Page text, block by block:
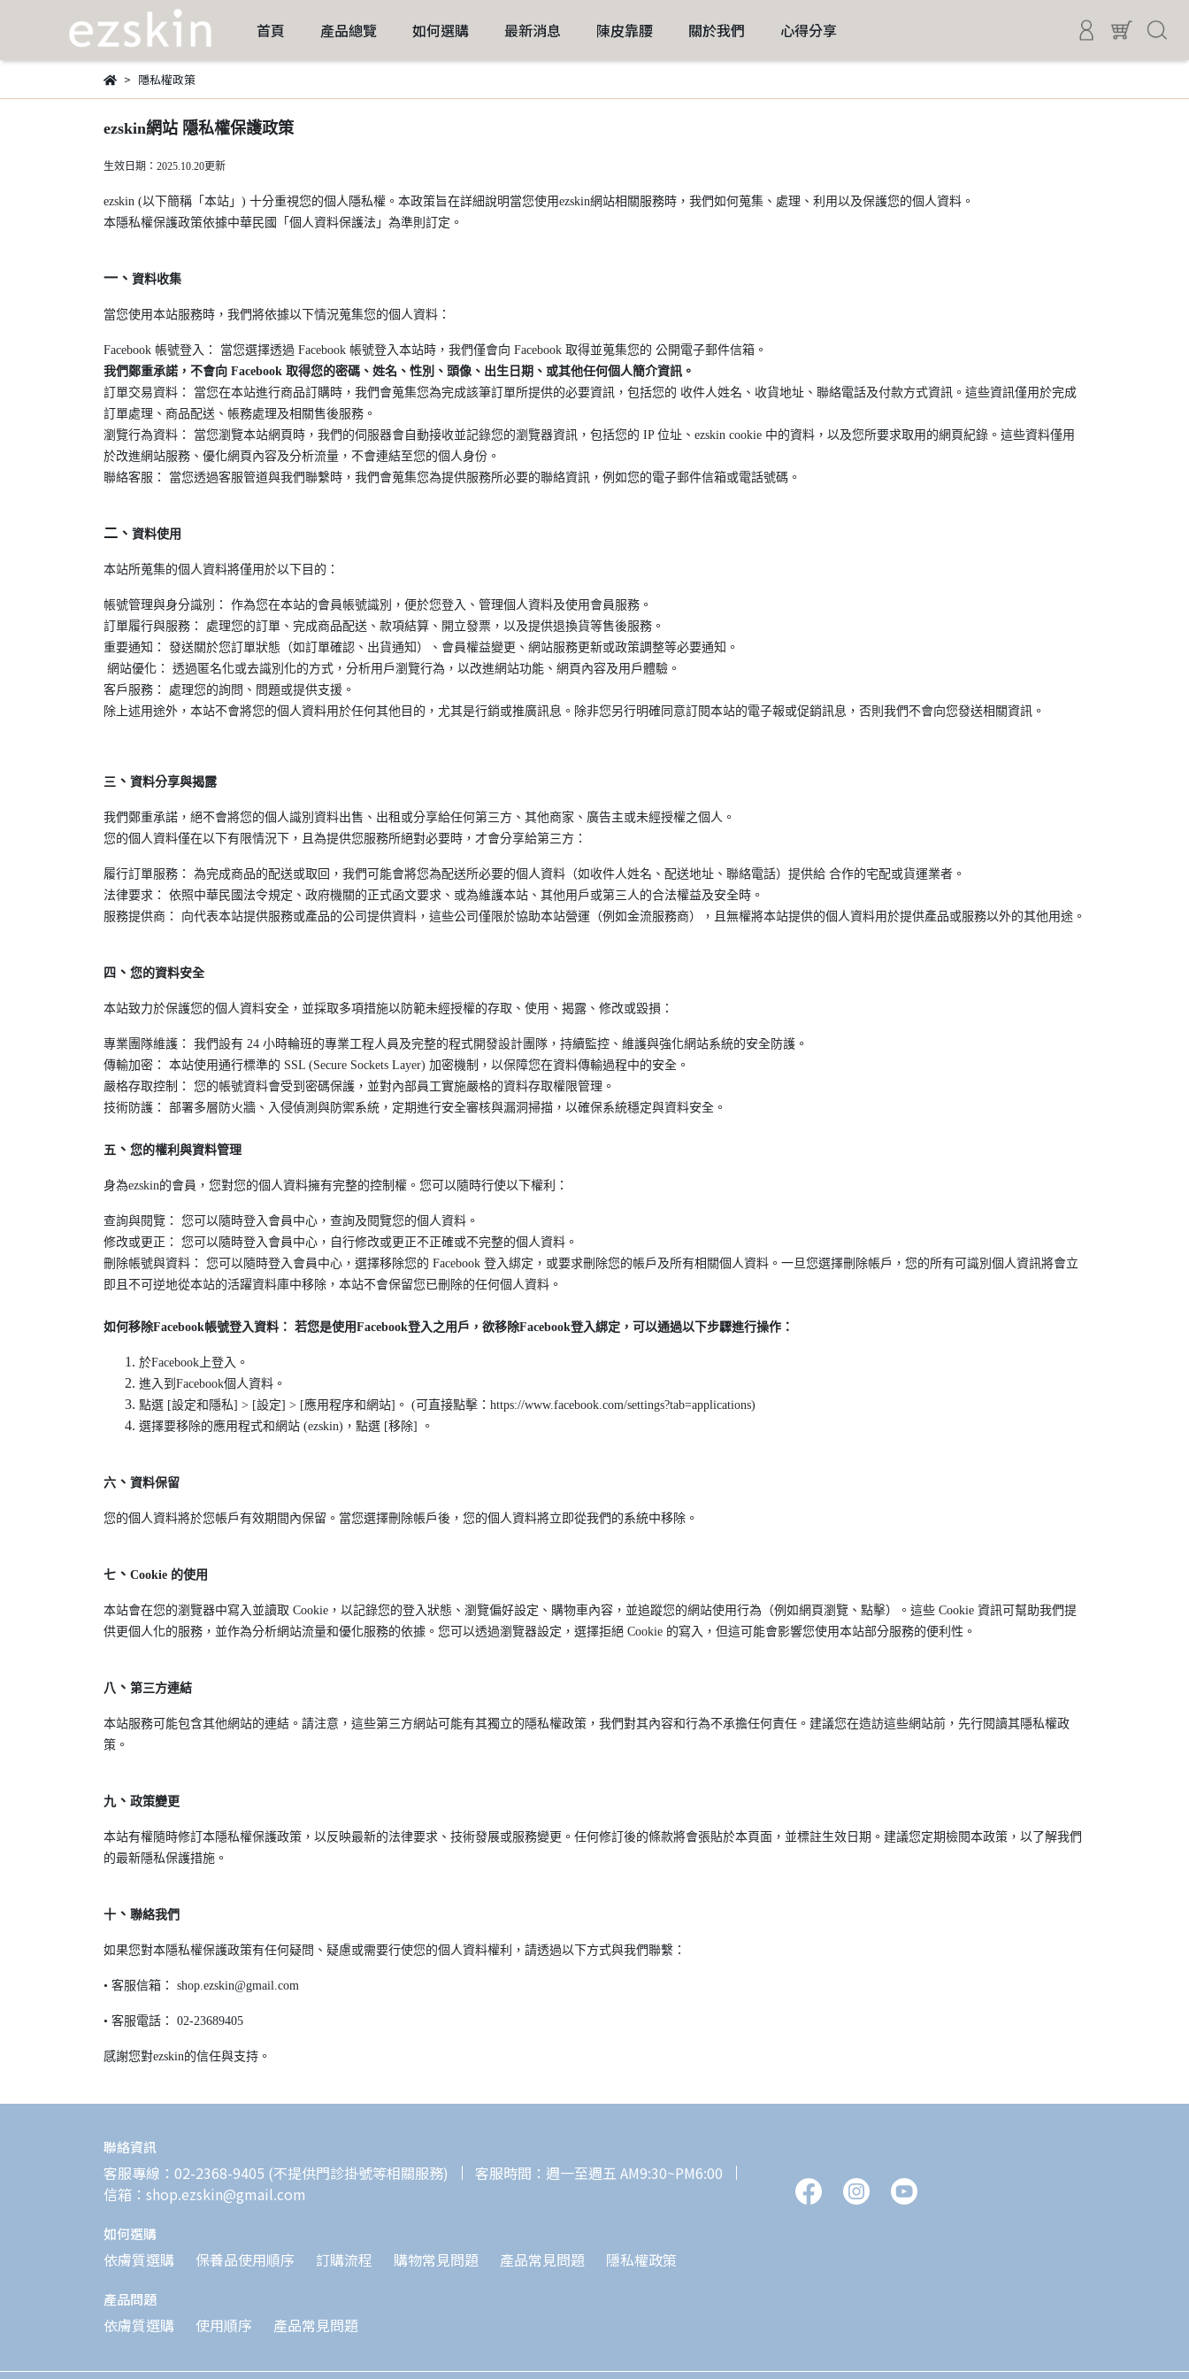
首頁 產品總覽 如何選購 最新消息 陳皮靠腰 關於我們 心得分享
隱私權政策
ezskin網站 隱私權保護政策
生效日期：2025.10.20更新
ezskin (以下簡稱「本站」) 十分重視您的個人隱私權。本政策旨在詳細說明當您使用ezskin網站相關服務時，我們如何蒐集、處理、利用以及保護您的個人資料。
本隱私權保護政策依據中華民國「個人資料保護法」為準則訂定。
一、 資料收集
當您使用本站服務時，我們將依據以下情況蒐集您的個人資料：
Facebook 帳號登入： 當您選擇透過 Facebook 帳號登入本站時，我們僅會向 Facebook 取得並蒐集您的 公開電子郵件信箱。
我們鄭重承諾，不會向 Facebook 取得您的密碼、姓名、性別、頭像、出生日期、或其他任何個人簡介資訊。
訂單交易資料： 當您在本站進行商品訂購時，我們會蒐集您為完成該筆訂單所提供的必要資訊，包括您的 收件人姓名、收貨地址、聯絡電話及付款方式資訊。這些資訊僅用於完成
訂單處理、商品配送、帳務處理及相關售後服務。
瀏覽行為資料： 當您瀏覽本站網頁時，我們的伺服器會自動接收並記錄您的瀏覽器資訊，包括您的 IP 位址、ezskin cookie 中的資料，以及您所要求取用的網頁紀錄。這些資料僅用
於改進網站服務、優化網頁內容及分析流量，不會連結至您的個人身份。
聯絡客服： 當您透過客服管道與我們聯繫時，我們會蒐集您為提供服務所必要的聯絡資訊，例如您的電子郵件信箱或電話號碼。
二、 資料使用
本站所蒐集的個人資料將僅用於以下目的：
帳號管理與身分識別： 作為您在本站的會員帳號識別，便於您登入、管理個人資料及使用會員服務。
訂單履行與服務： 處理您的訂單、完成商品配送、款項結算、開立發票，以及提供退換貨等售後服務。
重要通知： 發送關於您訂單狀態（如訂單確認、出貨通知）、會員權益變更、網站服務更新或政策調整等必要通知。
網站優化： 透過匿名化或去識別化的方式，分析用戶瀏覽行為，以改進網站功能、網頁內容及用戶體驗。
客戶服務： 處理您的詢問、問題或提供支援。
除上述用途外，本站不會將您的個人資料用於任何其他目的，尤其是行銷或推廣訊息。除非您另行明確同意訂閱本站的電子報或促銷訊息，否則我們不會向您發送相關資訊。
三 、 資料分享與揭露
我們鄭重承諾，絕不會將您的個人識別資料出售、出租或分享給任何第三方、其他商家、廣告主或未經授權之個人。
您的個人資料僅在以下有限情況下，且為提供您服務所絕對必要時，才會分享給第三方：
履行訂單服務： 為完成商品的配送或取回，我們可能會將您為配送所必要的個人資料（如收件人姓名、配送地址、聯絡電話）提供給 合作的宅配或貨運業者。
法律要求： 依照中華民國法令規定、政府機關的正式函文要求、或為維護本站、其他用戶或第三人的合法權益及安全時。
服務提供商： 向代表本站提供服務或產品的公司提供資料，這些公司僅限於協助本站營運（例如金流服務商），且無權將本站提供的個人資料用於提供產品或服務以外的其他用途。
四 、 您的資料安全
本站致力於保護您的個人資料安全，並採取多項措施以防範未經授權的存取、使用、揭露、修改或毀損：
專業團隊維護： 我們設有 24 小時輪班的專業工程人員及完整的程式開發設計團隊，持續監控、維護與強化網站系統的安全防護。
傳輸加密： 本站使用通行標準的 SSL (Secure Sockets Layer) 加密機制，以保障您在資料傳輸過程中的安全。
嚴格存取控制： 您的帳號資料會受到密碼保護，並對內部員工實施嚴格的資料存取權限管理。
技術防護： 部署多層防火牆、入侵偵測與防禦系統，定期進行安全審核與漏洞掃描，以確保系統穩定與資料安全。
五 、 您的權利與資料管理
身為ezskin的會員，您對您的個人資料擁有完整的控制權。您可以隨時行使以下權利：
查詢與閱覽： 您可以隨時登入會員中心，查詢及閱覽您的個人資料。
修改或更正： 您可以隨時登入會員中心，自行修改或更正不正確或不完整的個人資料。
刪除帳號與資料： 您可以隨時登入會員中心，選擇移除您的 Facebook 登入綁定，或要求刪除您的帳戶及所有相關個人資料。一旦您選擇刪除帳戶，您的所有可識別個人資訊將會立
即且不可逆地從本站的活躍資料庫中移除，本站不會保留您已刪除的任何個人資料。
如何移除Facebook帳號登入資料： 若您是使用Facebook登入之用戶，欲移除Facebook登入綁定，可以通過以下步驟進行操作：
於Facebook上登入。
進入到Facebook個人資料。
點選 [設定和隱私] > [設定] > [應用程序和網站]。 (可直接點擊：https://www.facebook.com/settings?tab=applications)
選擇要移除的應用程式和網站 (ezskin)，點選 [移除] 。
六 、 資料保留
您的個人資料將於您帳戶有效期間內保留。當您選擇刪除帳戶後，您的個人資料將立即從我們的系統中移除。
七 、 Cookie 的使用
本站會在您的瀏覽器中寫入並讀取 Cookie，以記錄您的登入狀態、瀏覽偏好設定、購物車內容，並追蹤您的網站使用行為（例如網頁瀏覽、點擊）。這些 Cookie 資訊可幫助我們提
供更個人化的服務，並作為分析網站流量和優化服務的依據。您可以透過瀏覽器設定，選擇拒絕 Cookie 的寫入，但這可能會影響您使用本站部分服務的便利性。
八 、 第三方連結
本站服務可能包含其他網站的連結。請注意，這些第三方網站可能有其獨立的隱私權政策，我們對其內容和行為不承擔任何責任。建議您在造訪這些網站前，先行閱讀其隱私權政
策。
九 、 政策變更
本站有權隨時修訂本隱私權保護政策，以反映最新的法律要求、技術發展或服務變更。任何修訂後的條款將會張貼於本頁面，並標註生效日期。建議您定期檢閱本政策，以了解我們
的最新隱私保護措施。
十 、 聯絡我們
如果您對本隱私權保護政策有任何疑問、疑慮或需要行使您的個人資料權利，請透過以下方式與我們聯繫：
• 客服信箱： shop.ezskin@gmail.com
• 客服電話： 02-23689405
感謝您對ezskin的信任與支持。
聯絡資訊
客服專線：02-2368-9405 (不提供門診掛號等相關服務)
客服時間：週一至週五 AM9:30~PM6:00
信箱：shop.ezskin@gmail.com
如何選購
依膚質選購 保養品使用順序 訂購流程 購物常見問題 產品常見問題 隱私權政策
產品問題
依膚質選購 使用順序 產品常見問題